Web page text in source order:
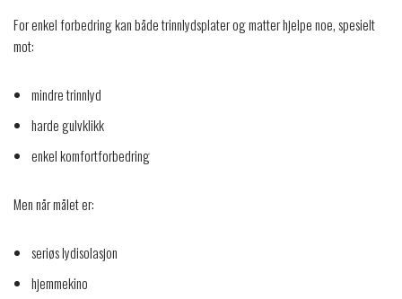
For enkel forbedring kan både trinnlydsplater og matter hjelpe noe, spesielt
mot:
mindre trinnlyd
harde gulvklikk
enkel komfortforbedring
Men når målet er:
seriøs lydisolasjon
hjemmekino